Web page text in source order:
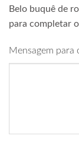
Belo buquê de
para completar
Mensagem para